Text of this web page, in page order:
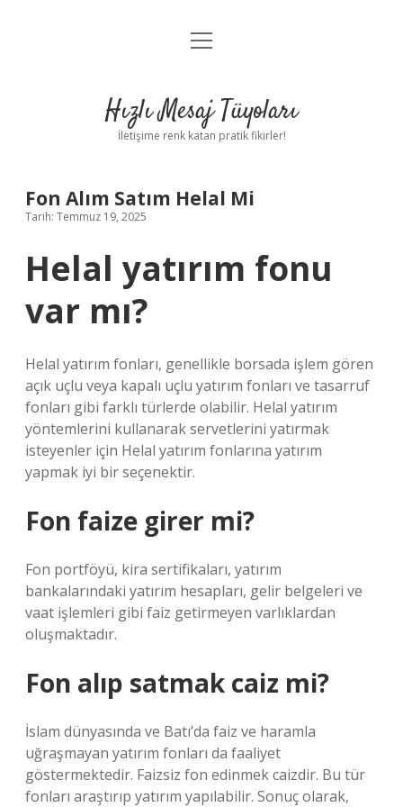
Anasayfa
Yasal Uyarı
menüyü
Hızlı Mesaj Tüyoları
İletişime renk katan pratik fikirler!
Fon Alım Satım Helal Mi
Tarih: Temmuz 19, 2025
Helal yatırım fonu
var mı?
Helal yatırım fonları, genellikle borsada işlem gören
açık uçlu veya kapalı uçlu yatırım fonları ve tasarruf
fonları gibi farklı türlerde olabilir. Helal yatırım
yöntemlerini kullanarak servetlerini yatırmak
isteyenler için Helal yatırım fonlarına yatırım
yapmak iyi bir seçenektir.
Fon faize girer mi?
Fon portföyü, kira sertifikaları, yatırım
bankalarındaki yatırım hesapları, gelir belgeleri ve
vaat işlemleri gibi faiz getirmeyen varlıklardan
oluşmaktadır.
Fon alıp satmak caiz mi?
İslam dünyasında ve Batı’da faiz ve haramla
uğraşmayan yatırım fonları da faaliyet
göstermektedir. Faizsiz fon edinmek caizdir. Bu tür
fonları araştırıp yatırım yapılabilir. Sonuç olarak,